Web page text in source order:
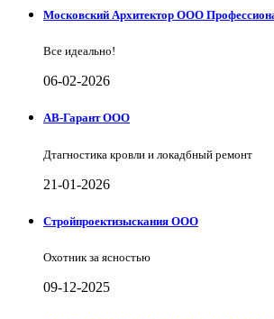
Московский Архитектор ООО
Все идеально!
06-02-2026
АВ-Гарант ООО
Дтагностика кровли и локадбный ремонт
21-01-2026
Стройпроектизыскания ООО
Охотник за ясностью
09-12-2025